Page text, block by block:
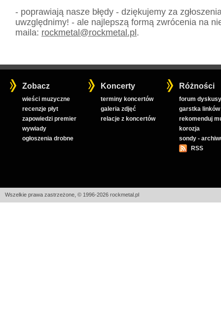
- poprawiają nasze błędy - dziękujemy za
uwzględnimy! - ale najlepszą formą zwrócenia na
maila: rockmetal@rockmetal.pl.
Zobacz
wieści muzyczne
recenzje płyt
zapowiedzi premier
wywiady
ogłoszenia drobne
Koncerty
terminy koncertów
galeria zdjęć
relacje z koncertów
Różności
forum
garstka linków
rekomenduj
korozja
sondy -
RSS
Wszelkie prawa zastrzeżone, © 1996-2026 rockmetal.pl